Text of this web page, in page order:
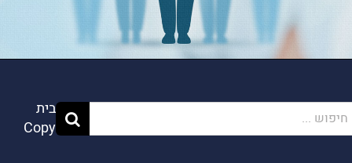
בית
Copy